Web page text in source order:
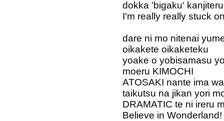
dokka 'bigaku' kanjiteru
I'm really really stuck
dare ni mo nitenai
oikakete oikaketeku
yoake o yobisamasu
moeru KIMOCHI
ATOSAKI nante ima
taikutsu na jikan yori
DRAMATIC te ni ireru
Believe in Wonderland!